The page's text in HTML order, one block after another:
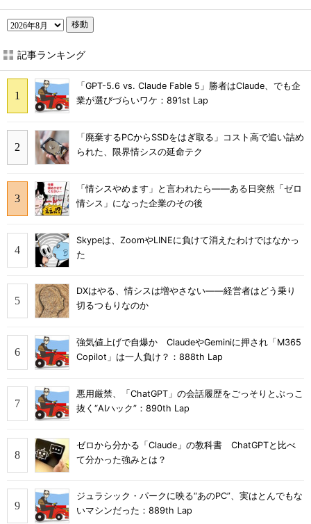
移動
記事ランキング
「GPT-5.6 vs. Claude Fable 5」勝者はClaude、でも企
業が選びづらいワケ：891st Lap
「廃棄するPCからSSDをはぎ取る」コスト高で追い詰め
られた、限界情シスの延命テク
「情シスやめます」と言われたら――ある日突然「ゼロ
情シス」になった企業のその後
Skypeは、ZoomやLINEに負けて消えたわけではなかっ
た
DXはやる、情シスは増やさない――経営者はどう乗り
切るつもりなのか
強気値上げで自爆か ClaudeやGeminiに押され「M365
Copilot」は一人負け？：888th Lap
悪用厳禁、「ChatGPT」の会話履歴をごっそりとぶっこ
抜く“AIハック”：890th Lap
ゼロから分かる「Claude」の教科書 ChatGPTと比べ
て分かった強みとは？
ジュラシック・パークに映る“あのPC”、実はとんでもな
いマシンだった：889th Lap